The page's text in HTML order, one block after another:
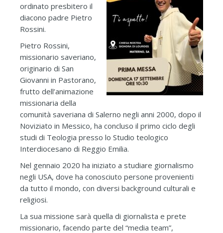
ordinato presbitero il
diacono padre Pietro
Rossini.
Pietro Rossini,
missionario saveriano,
originario di San
Giovanni in Pastorano,
frutto dell’animazione
missionaria della
comunità saveriana di Salerno negli anni 2000, dopo il
Noviziato in Messico, ha concluso il primo ciclo degli
studi di Teologia presso lo Studio teologico
Interdiocesano di Reggio Emilia.
Nel gennaio 2020 ha iniziato a studiare giornalismo
negli USA, dove ha conosciuto persone provenienti
da tutto il mondo, con diversi background culturali e
religiosi.
La sua missione sarà quella di giornalista e prete
missionario, facendo parte del “media team”,